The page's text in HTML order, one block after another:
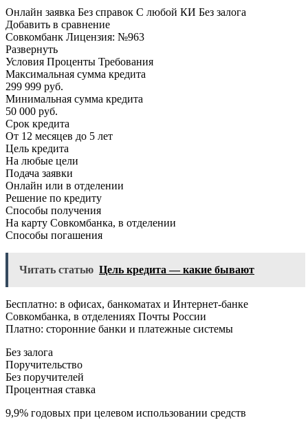
Онлайн заявка Без справок С любой КИ Без залога
Добавить в сравнение
Совкомбанк Лицензия: №963
Развернуть
Условия Проценты Требования
Максимальная сумма кредита
299 999 руб.
Минимальная сумма кредита
50 000 руб.
Срок кредита
От 12 месяцев до 5 лет
Цель кредита
На любые цели
Подача заявки
Онлайн или в отделении
Решение по кредиту
Способы получения
На карту Совкомбанка, в отделении
Способы погашения
Читать статью Цель кредита — какие бывают
Бесплатно: в офисах, банкоматах и Интернет-банке
Совкомбанка, в отделениях Почты России
Платно: сторонние банки и платежные системы
Без залога
Поручительство
Без поручителей
Процентная ставка
9,9% годовых при целевом использовании средств